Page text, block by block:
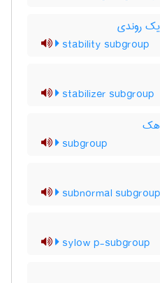
یک روندی
stability subgroup
stabilizer subgroup
subgroup
subnormal subgroup
sylow p-subgroup